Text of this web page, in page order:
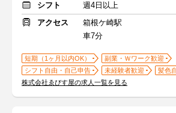
シフト
週4日以上
アクセス
箱根ケ崎駅
車7分
短期（1ヶ月以内OK）
副業・Ｗワーク歓迎
シフト自由・自己申告
未経験者歓迎
髪色
株式会社ゑびす屋の求人一覧を見る